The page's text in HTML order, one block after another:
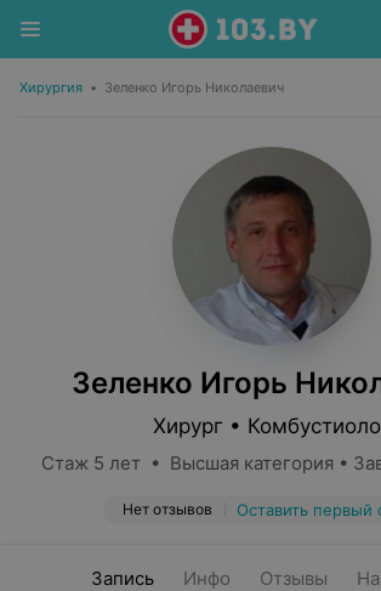
Хирургия • Зеленко Игорь Николаевич
Зеленко Игорь
Хирург •
Стаж 5 лет • Высшая категория •
Нет отзывов Оставить первый
Запись Инфо Отзывы